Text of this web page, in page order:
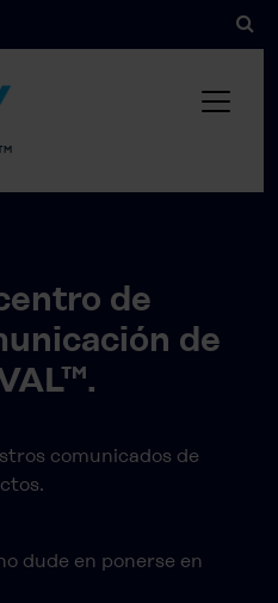
de
de
comunicados de
dude en ponerse en